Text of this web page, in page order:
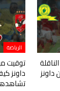
داونز
الرياضة
توقيت
داونز